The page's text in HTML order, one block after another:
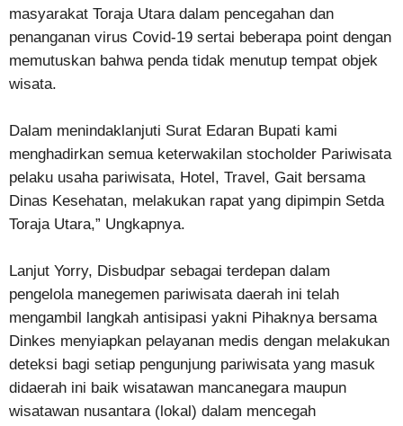
masyarakat Toraja Utara dalam pencegahan dan
penanganan virus Covid-19 sertai beberapa point dengan
memutuskan bahwa penda tidak menutup tempat objek
wisata.
Dalam menindaklanjuti Surat Edaran Bupati kami
menghadirkan semua keterwakilan stocholder Pariwisata
pelaku usaha pariwisata, Hotel, Travel, Gait bersama
Dinas Kesehatan, melakukan rapat yang dipimpin Setda
Toraja Utara,” Ungkapnya.
Lanjut Yorry, Disbudpar sebagai terdepan dalam
pengelola manegemen pariwisata daerah ini telah
mengambil langkah antisipasi yakni Pihaknya bersama
Dinkes menyiapkan pelayanan medis dengan melakukan
deteksi bagi setiap pengunjung pariwisata yang masuk
didaerah ini baik wisatawan mancanegara maupun
wisatawan nusantara (lokal) dalam mencegah